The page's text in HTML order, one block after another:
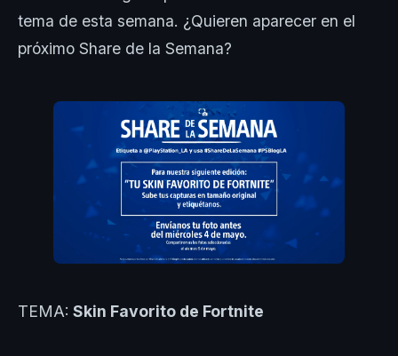
tema de esta semana. ¿Quieren aparecer en el
próximo Share de la Semana?
TEMA: Skin Favorito de Fortnite